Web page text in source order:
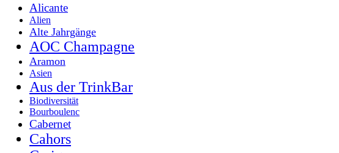
Alicante
Alien
Alte Jahrgänge
AOC Champagne
Aramon
Asien
Aus der TrinkBar
Biodiversität
Bourboulenc
Cabernet
Cahors